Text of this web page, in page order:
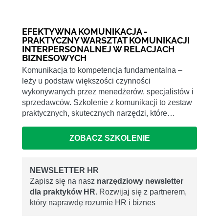
EFEKTYWNA KOMUNIKACJA -
PRAKTYCZNY WARSZTAT KOMUNIKACJI
INTERPERSONALNEJ W RELACJACH
BIZNESOWYCH
Komunikacja to kompetencja fundamentalna –
leży u podstaw większości czynności
wykonywanych przez menedżerów, specjalistów i
sprzedawców. Szkolenie z komunikacji to zestaw
praktycznych, skutecznych narzędzi, które…
ZOBACZ SZKOLENIE
NEWSLETTER HR
Zapisz się na nasz narzędziowy newsletter
dla praktyków HR. Rozwijaj się z partnerem,
który naprawdę rozumie HR i biznes